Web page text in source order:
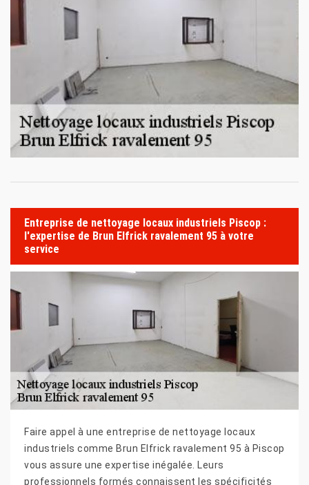
Entreprise de nettoyage locaux industriels Piscop :
l'expertise de Brun Elfrick ravalement 95 à votre
service
Faire appel à une entreprise de nettoyage locaux
industriels comme Brun Elfrick ravalement 95 à Piscop
vous assure une expertise inégalée. Leurs
professionnels formés connaissent les spécificités